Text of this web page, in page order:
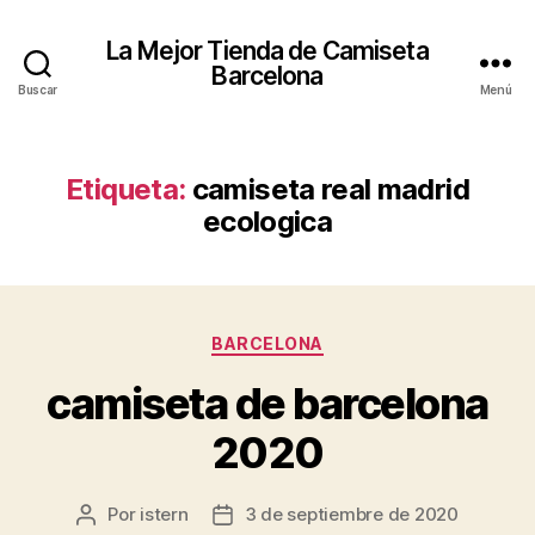
Buscar
La Mejor Tienda de Camiseta
Barcelona
Menú
Etiqueta: camiseta real madrid
ecologica
Categorías
BARCELONA
camiseta de barcelona
2020
Autor
Por istern
Fecha3 de septiembre de 2020